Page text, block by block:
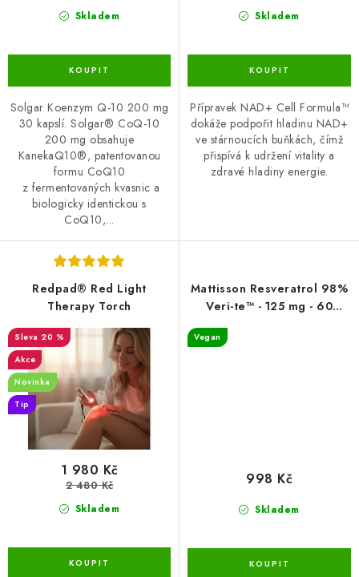
Skladem
Solgar Koenzym Q-10 200 mg
30 kapslí. Solgar® CoQ-10
200 mg obsahuje
KanekaQ10®, patentovanou
formu CoQ10
z fermentovaných kvasnic a
biologicky identickou s
CoQ10,...
Skladem
Přípravek NAD+ Cell Formula™
dokáže podpořit hladinu NAD+
ve stárnoucích buňkách, čímž
přispívá k udržení vitality a
zdravé hladiny energie.
Redpad® Red Light
Therapy Torch
20 %
Akce
Novinka
Tip
Skladem
1 980 Kč
2 480 Kč
Mattisson Resveratrol 98%
Veri-te™ - 125 mg - 60
Vegan
Skladem
998 Kč